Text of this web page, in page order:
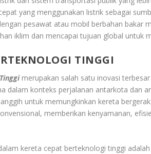
yang menggunakan listrik sebagai
pesawat atau mobil berbahan bakar
iklim dan mencapai tujuan global untuk
TINGGI
merupakan salah satu inovasi
dalam konteks perjalanan antarkota dan
untuk memungkinkan kereta
memberikan kenyamanan,
kereta cepat berteknologi tinggi